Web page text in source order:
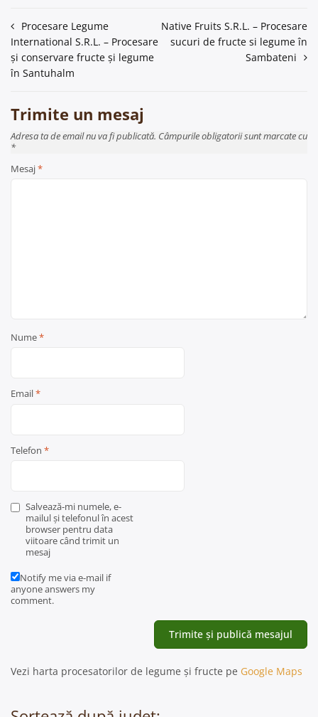
Navigare
în
articole
Procesare Legume
International S.R.L. – Procesare
și conservare fructe și legume
în Santuhalm
Native Fruits S.R.L. – Procesare
sucuri de fructe si legume în
Sambateni
Trimite un mesaj
Adresa ta de email nu va fi publicată. Câmpurile obligatorii sunt marcate cu
*
Mesaj*
Nume*
Email*
Telefon *
Salvează-mi numele, e-
mailul și telefonul în acest
browser pentru data
viitoare când trimit un
mesaj
Notify me via e-mail if
anyone answers my
comment.
Vezi harta procesatorilor de legume și fructe pe Google Maps